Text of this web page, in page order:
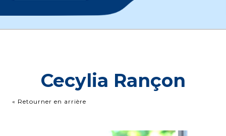
Cecylia Rançon
« Retourner en arrière